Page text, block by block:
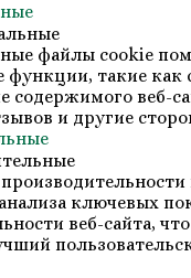
файлы cookie
функции, такие как
содержимого веб-
и другие
ключевых
веб-сайта,